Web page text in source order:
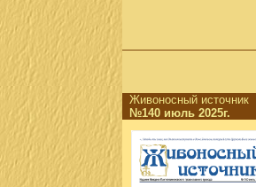
Живоносный
№140 июль 2025г.